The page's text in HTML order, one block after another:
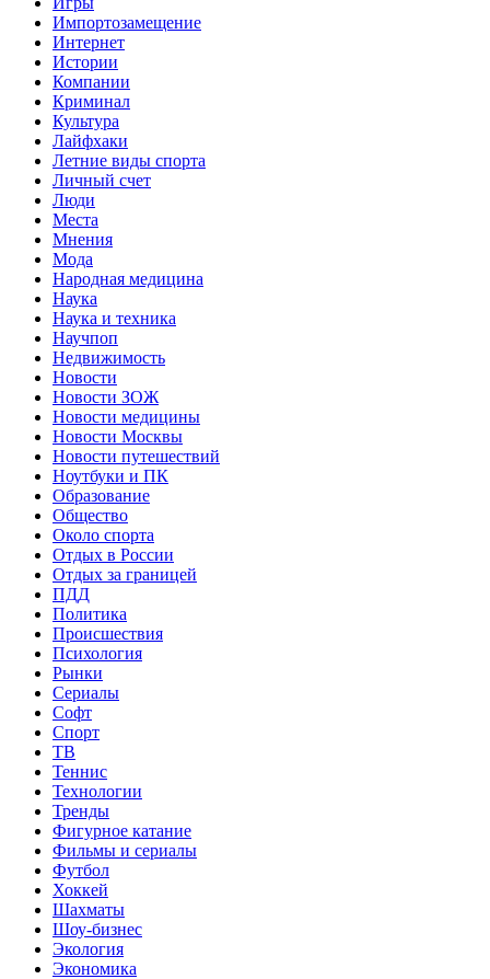
Импортозамещение
Интернет
Истории
Компании
Криминал
Культура
Лайфхаки
Летние виды спорта
Личный счет
Люди
Места
Мнения
Мода
Народная медицина
Наука
Наука и техника
Научпоп
Недвижимость
Новости
Новости ЗОЖ
Новости медицины
Новости Москвы
Новости путешествий
Ноутбуки и ПК
Образование
Общество
Около спорта
Отдых в России
Отдых за границей
ПДД
Политика
Происшествия
Психология
Рынки
Сериалы
Софт
Спорт
ТВ
Теннис
Технологии
Тренды
Фигурное катание
Фильмы и сериалы
Футбол
Хоккей
Шахматы
Шоу-бизнес
Экология
Экономика